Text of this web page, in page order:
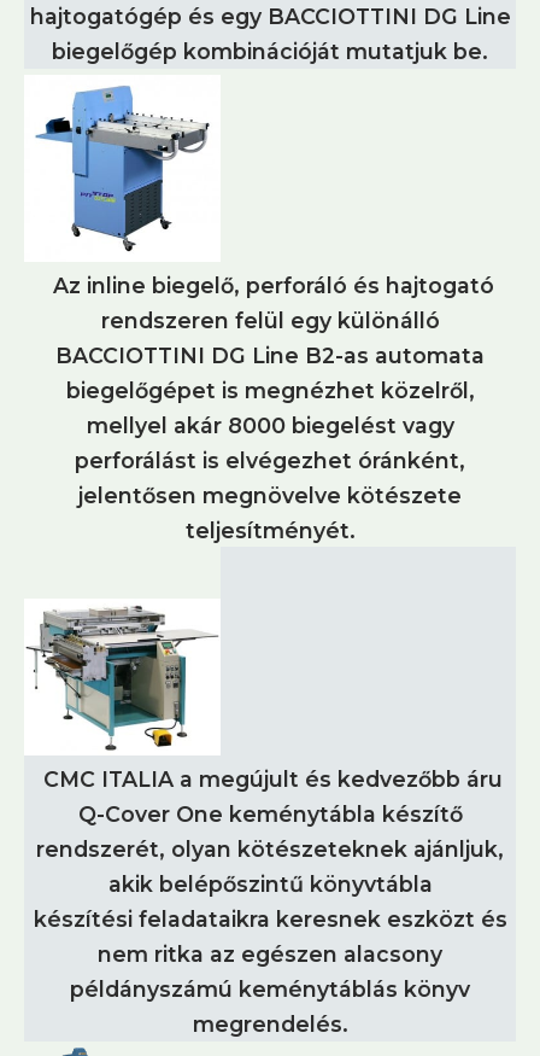
hajtogatógép és egy BACCIOTTINI DG Line
biegelőgép kombinációját mutatjuk be.
Az inline biegelő, perforáló és hajtogató
rendszeren felül egy különálló
BACCIOTTINI DG Line B2-as automata
biegelőgépet is megnézhet közelről,
mellyel akár 8000 biegelést vagy
perforálást is elvégezhet óránként,
jelentősen megnövelve kötészete
teljesítményét.
CMC ITALIA a megújult és kedvezőbb áru
Q-Cover One keménytábla készítő
rendszerét, olyan kötészeteknek ajánljuk,
akik belépőszintű könyvtábla
készítési feladataikra keresnek eszközt és
nem ritka az egészen alacsony
példányszámú keménytáblás könyv
megrendelés.